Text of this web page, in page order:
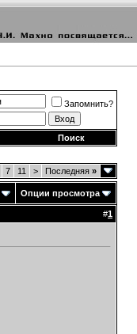
Запомнить?
Поиск
7 11 > Последняя »
Опции просмотра
#1